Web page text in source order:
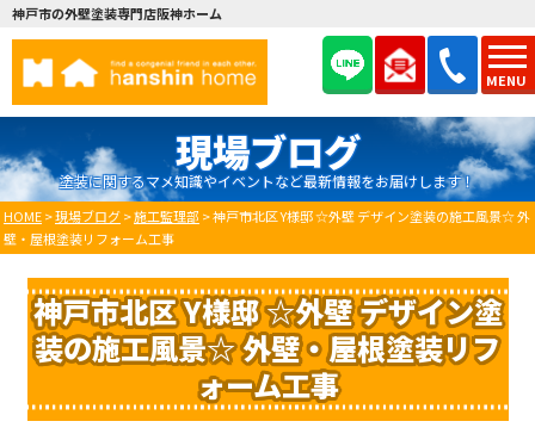
MENU
神戸市の外壁塗装専門店阪神ホーム
現場ブログ
塗装に関するマメ知識やイベントなど最新情報をお届けします！
HOME>現場ブログ>施工監理部 >神戸市北区 Y様邸 ☆外壁 デザイン塗装の施工風景☆ 外
壁・屋根塗装リフォーム工事
神戸市北区 Y様邸 ☆外壁 デザイン塗
装の施工風景☆ 外壁・屋根塗装リフ
ォーム工事